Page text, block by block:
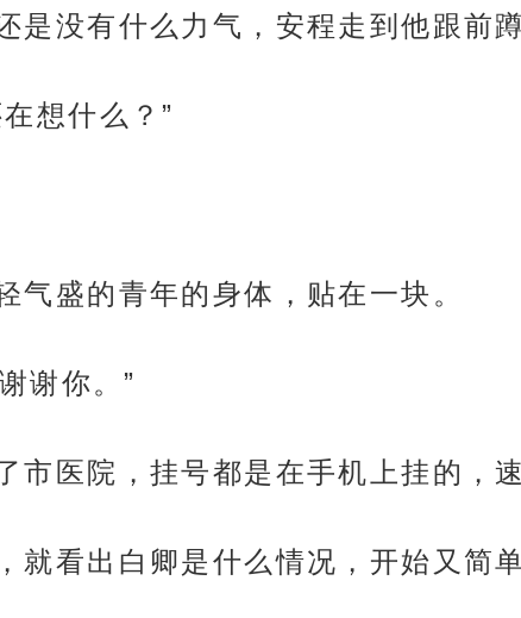
是没有什么力气，安程走到他跟前
想什么？”
气盛的青年的身体，贴在一块。
谢你。”
市医院，挂号都是在手机上挂的，速
就看出白卿是什么情况，开始又简